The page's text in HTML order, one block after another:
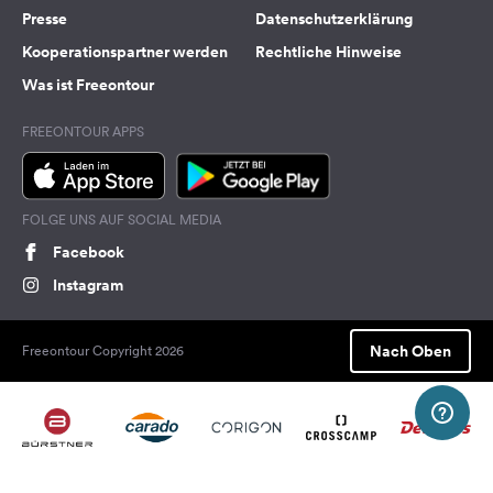
Presse
Kooperationspartner werden
Was ist Freeontour
Datenschutzerklärung
Rechtliche Hinweise
FREEONTOUR APPS
FOLGE UNS AUF SOCIAL MEDIA
Facebook
Instagram
Freeontour Copyright 2026 Nach Oben